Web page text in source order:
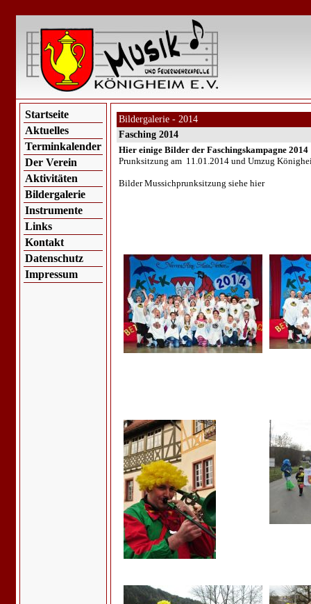
Startseite
Aktuelles
Terminkalender
Der Verein
Aktivitäten
Bildergalerie
Instrumente
Links
Kontakt
Datenschutz
Impressum
Bildergalerie - 2014
Fasching 2014
Hier einige Bilder der Faschingskampagne 2014
Prunksitzung am 11.01.2014 und Umzug
Bilder Mussichprunksitzung siehe hier